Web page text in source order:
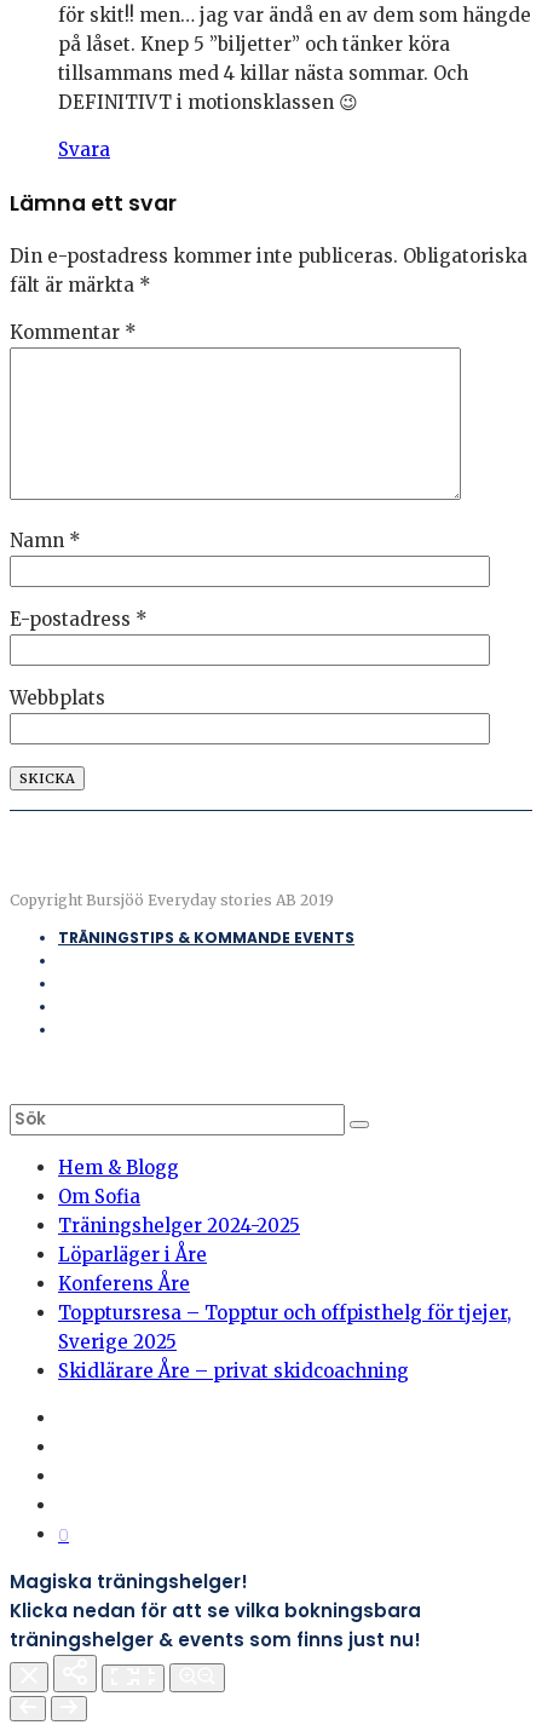
för skit!! men… jag var ändå en av dem som hängde
på låset. Knep 5 ”biljetter” och tänker köra
tillsammans med 4 killar nästa sommar. Och
DEFINITIVT i motionsklassen 😉
Svara
Lämna ett svar
Din e-postadress kommer inte publiceras. Obligatoriska
fält är märkta *
Kommentar *
Namn *
E-postadress *
Webbplats
Copyright Bursjöö Everyday stories AB 2019
TRÄNINGSTIPS & KOMMANDE EVENTS
Hem & Blogg
Om Sofia
Träningshelger 2024-2025
Löparläger i Åre
Konferens Åre
Topptursresa – Topptur och offpisthelg för tjejer,
Sverige 2025
Skidlärare Åre – privat skidcoachning
0
Magiska träningshelger!
Klicka nedan för att se vilka bokningsbara
träningshelger & events som finns just nu!